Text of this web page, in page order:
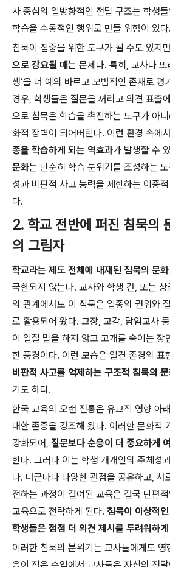
사 중심의 일방향적인 전달 구조는 학생
학습을 수동적인 행위로 만들 위험이 있다.
침묵이 집중을 위한 도구가 될 수도 있지
으로 강요될 때는 문제다. 특히, 교사나 또
생’을 더 예의 바르고 모범적인 존재로 평
경우, 학생들은 질문을 꺼리고 의견 표출
으로 침묵은 학습을 촉진하는 도구가 아
화적 장벽이 되어버린다. 이런 환경 속에
종을 학습하게 되는 역효과가 발생할 수
문화는 단순히 학습 분위기를 조성하는
성과 비판적 사고 능력을 제한하는 이중
다.
2. 학교 전반에 퍼진 침묵의
의 그림자
학교라는 제도 전체에 내재된 침묵의 문화
국한되지 않는다. 교사와 학생 간, 또는
의 관계에서도 이 침묵은 일종의 권위와
로 활용되어 왔다. 교장, 교감, 담임교사
이 일절 말을 하지 않고 고개를 숙이는 장
한 풍경이다. 이런 모습은 일견 존경의 표
비판적 사고를 억제하는 구조적 침묵의
기도 하다.
한국 교육의 오랜 전통은 유교적 영향 아
대한 존중을 강조해 왔다. 이러한 문화적
강화되어, 질문보다 순응이 더 중요하게
한다. 그러나 이는 학생 개개인의 주체성
다. 더군다나 다양한 관점을 공유하고, 서
전하는 과정이 결여된 교육은 결국 단편
교육으로 전락하게 된다. 침묵이 이상적
학생들은 점점 더 의견 제시를 두려워하
이러한 침묵의 분위기는 교사들에게도